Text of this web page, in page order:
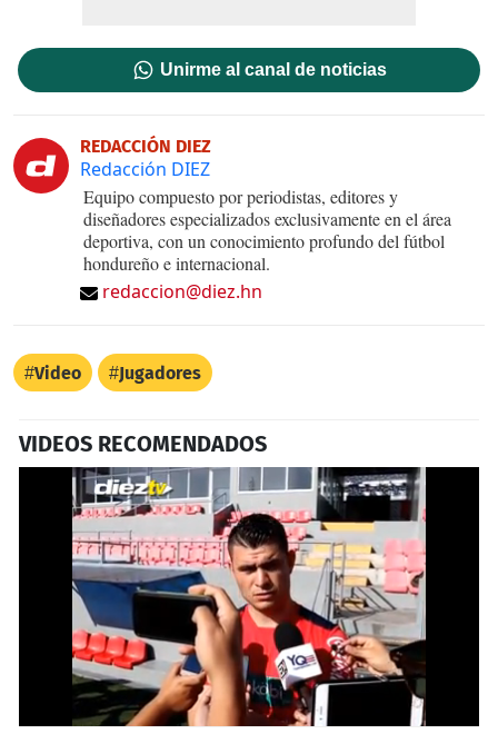
Unirme al canal de noticias
REDACCIÓN DIEZ
Redacción DIEZ
Equipo compuesto por periodistas, editores y
diseñadores especializados exclusivamente en el área
deportiva, con un conocimiento profundo del fútbol
hondureño e internacional.
redaccion@diez.hn
Video Jugadores
VIDEOS RECOMENDADOS